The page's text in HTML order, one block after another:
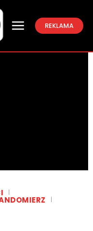
REKLAMA